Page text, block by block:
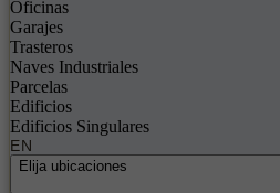
Oficinas
Garajes
Trasteros
Naves Industriales
Parcelas
Edificios
Edificios Singulares
EN
Elija ubicaciones